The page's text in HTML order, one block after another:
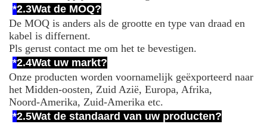
*2.3Wat de MOQ?
De MOQ is anders als de grootte en type van draad en
kabel is differnent.
Pls gerust contact me om het te bevestigen.
*2.4Wat uw markt?
Onze producten worden voornamelijk geëxporteerd naar
het Midden-oosten, Zuid Azië, Europa, Afrika,
Noord-Amerika, Zuid-Amerika etc.
*2.5Wat de standaard van uw producten?